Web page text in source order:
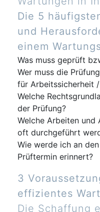
Die 5
und
einem
Was muss geprüft
Wer muss die
für Arbeitssicherheit
Welche
der Prüfung?
Welche Arbeiten und
oft durchgeführt
Wie werde ich an
Prüftermin erinnert?
3
effizientes
Die Schaffung